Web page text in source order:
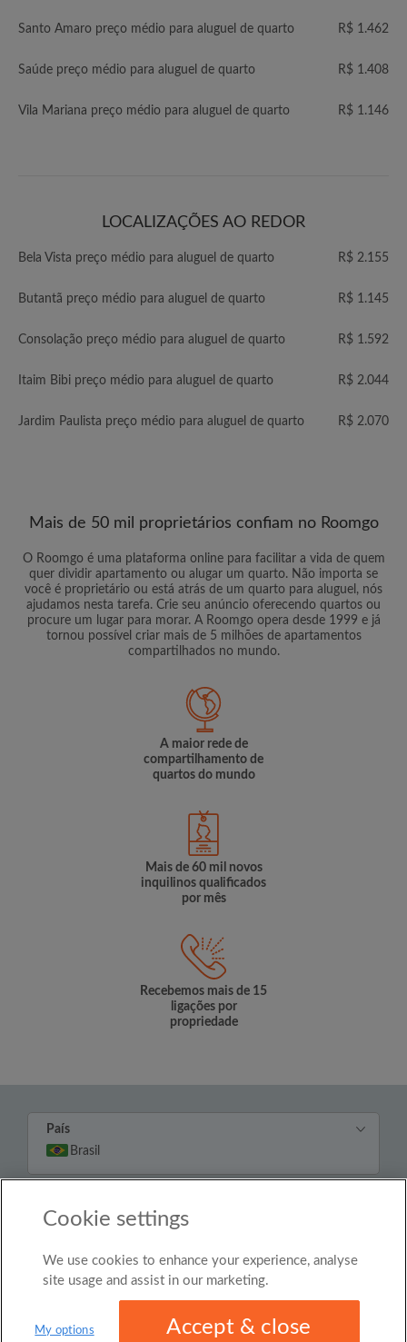
Santo Amaro preço médio para aluguel de quarto R$ 1.462
Saúde preço médio para aluguel de quarto R$ 1.408
Vila Mariana preço médio para aluguel de quarto R$ 1.146
LOCALIZAÇÕES AO REDOR
Bela Vista preço médio para aluguel de quarto R$ 2.155
Butantã preço médio para aluguel de quarto R$ 1.145
Consolação preço médio para aluguel de quarto R$ 1.592
Itaim Bibi preço médio para aluguel de quarto R$ 2.044
Jardim Paulista preço médio para aluguel de quarto R$ 2.070
Mais de 50 mil proprietários confiam no Roomgo
O Roomgo é uma plataforma online para facilitar a vida de quem
quer dividir apartamento ou alugar um quarto. Não importa se
você é proprietário ou está atrás de um quarto para aluguel, nós
ajudamos nesta tarefa. Crie seu anúncio oferecendo quartos ou
procure um lugar para morar. A Roomgo opera desde 1999 e já
tornou possível criar mais de 5 milhões de apartamentos
compartilhados no mundo.
A maior rede de
compartilhamento de
quartos do mundo
Mais de 60 mil novos
inquilinos qualificados
por mês
Recebemos mais de 15
ligações por
propriedade
País
Brasil
United Kingdom, SK1 1EU
Cookie settings
We use cookies to enhance your experience, analyse
site usage and assist in our marketing.
My options Accept & close